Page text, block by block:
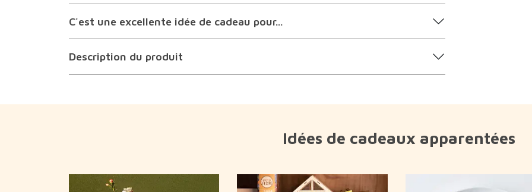
C'est une excellente idée de cadeau pour...
Description du produit
Idées de cadeaux apparentées